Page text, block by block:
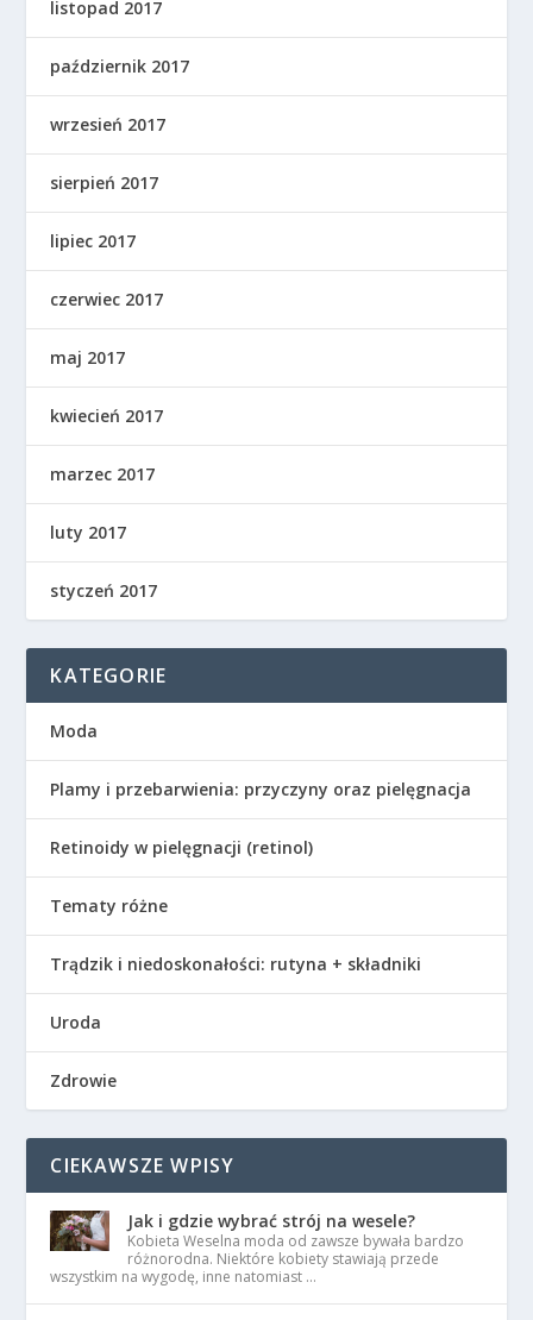
listopad 2017
październik 2017
wrzesień 2017
sierpień 2017
lipiec 2017
czerwiec 2017
maj 2017
kwiecień 2017
marzec 2017
luty 2017
styczeń 2017
KATEGORIE
Moda
Plamy i przebarwienia: przyczyny oraz pielęgnacja
Retinoidy w pielęgnacji (retinol)
Tematy różne
Trądzik i niedoskonałości: rutyna + składniki
Uroda
Zdrowie
CIEKAWSZE WPISY
Jak i gdzie wybrać strój na wesele?
Kobieta Weselna moda od zawsze bywała bardzo
różnorodna. Niektóre kobiety stawiają przede
wszystkim na wygodę, inne natomiast …